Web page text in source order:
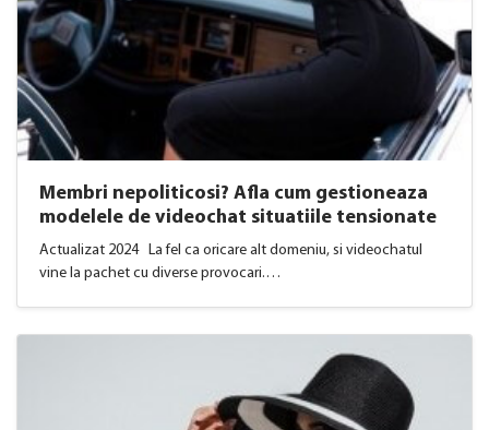
Membri nepoliticosi? Afla cum gestioneaza
modelele de videochat situatiile tensionate
Actualizat 2024 La fel ca oricare alt domeniu, si videochatul
vine la pachet cu diverse provocari.…